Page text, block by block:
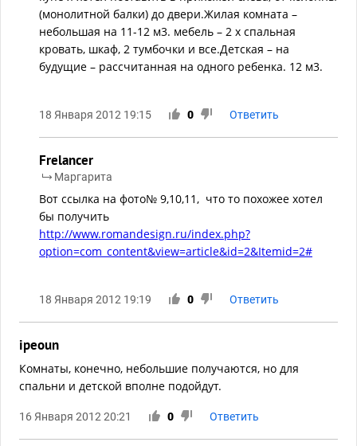
(монолитной балки) до двери.Жилая комната –
небольшая на 11-12 м3. мебель – 2 х спальная
кровать, шкаф, 2 тумбочки и все.Детская – на
будущие – рассчитанная на одного ребенка. 12 м3.
18 Января 2012 19:15 0 Ответить
Frelancer
Маргарита
Вот ссылка на фото№ 9,10,11, что то похожее хотел
бы получить
http://www.romandesign.ru/index.php?
option=com_content&view=article&id=2&Itemid=2#
18 Января 2012 19:19 0 Ответить
ipeoun
Комнаты, конечно, небольшие получаются, но для
спальни и детской вполне подойдут.
16 Января 2012 20:21 0 Ответить